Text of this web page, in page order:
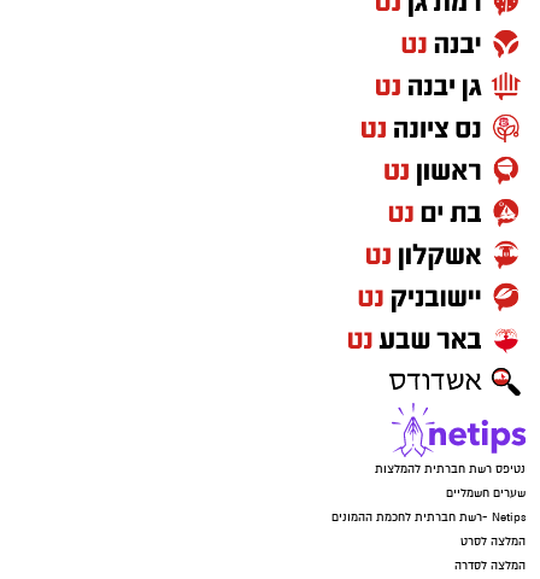
נטיפס רשת חברתית להמלצות
שערים חשמליים
Netips -רשת חברתית לחכמת ההמונים
המלצה לסרט
המלצה לסדרה